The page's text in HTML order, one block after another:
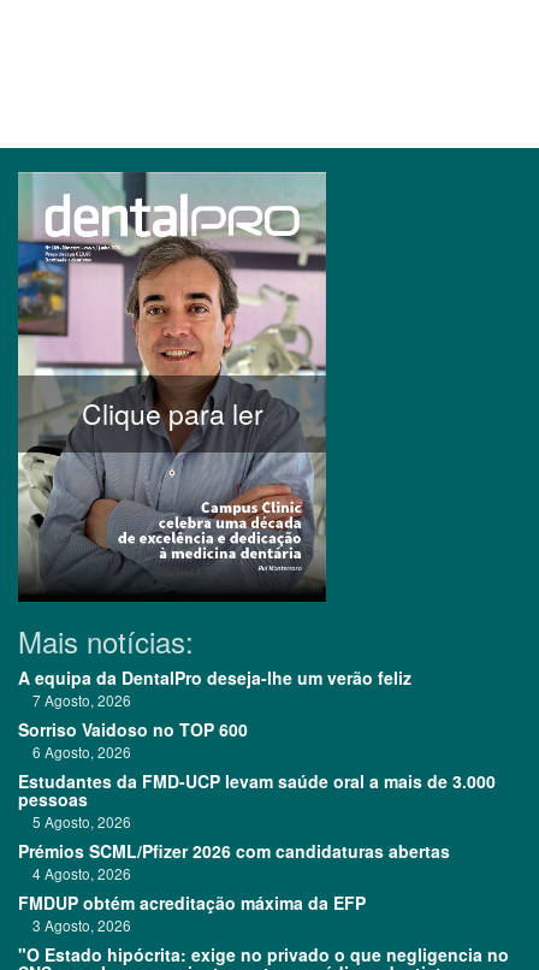
Clique para ler
Mais notícias:
A equipa da DentalPro deseja-lhe um verão feliz
7 Agosto, 2026
Sorriso Vaidoso no TOP 600
6 Agosto, 2026
Estudantes da FMD-UCP levam saúde oral a mais de 3.000
pessoas
5 Agosto, 2026
Prémios SCML/Pfizer 2026 com candidaturas abertas
4 Agosto, 2026
FMDUP obtém acreditação máxima da EFP
3 Agosto, 2026
"O Estado hipócrita: exige no privado o que negligencia no